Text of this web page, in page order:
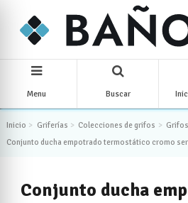
Menu Buscar
Inicio Griferías Colecciones de grifos
Conjunto ducha empotrado termostático cromo
Conjunto ducha